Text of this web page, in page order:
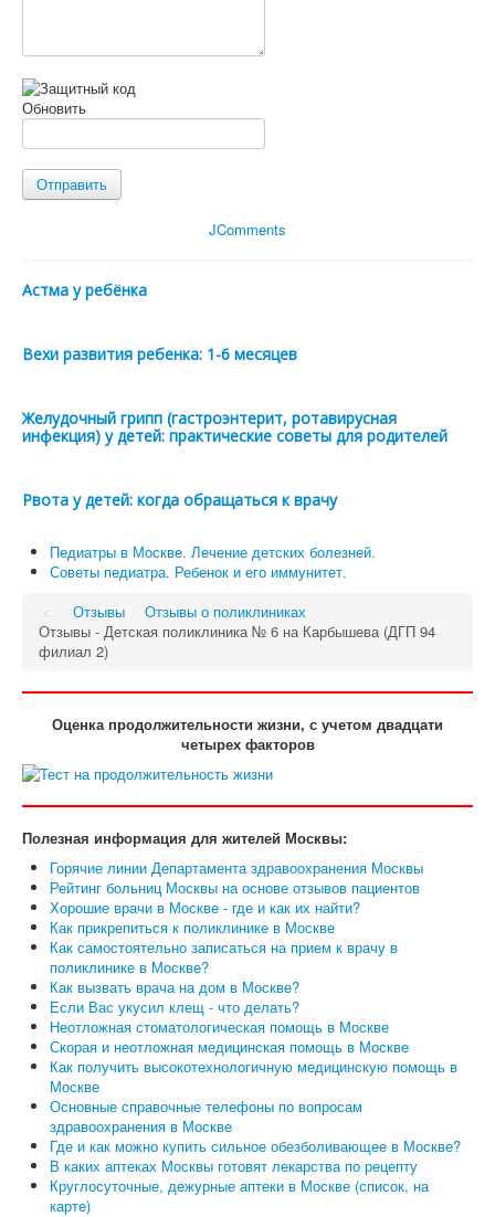
Обновить
Отправить
JComments
Астма у ребёнка
Вехи развития ребенка: 1-6 месяцев
Желудочный грипп (гастроэнтерит, ротавирусная
инфекция) у детей: практические советы для родителей
Рвота у детей: когда обращаться к врачу
Педиатры в Москве. Лечение детских болезней.
Советы педиатра. Ребенок и его иммунитет.
Отзывы
Отзывы о поликлиниках
Отзывы - Детская поликлиника № 6 на Карбышева (ДГП 94
филиал 2)
Оценка продолжительности жизни, с учетом двадцати
четырех факторов
Полезная информация для жителей Москвы:
Горячие линии Департамента здравоохранения Москвы
Рейтинг больниц Москвы на основе отзывов пациентов
Хорошие врачи в Москве - где и как их найти?
Как прикрепиться к поликлинике в Москве
Как самостоятельно записаться на прием к врачу в
поликлинике в Москве?
Как вызвать врача на дом в Москве?
Если Вас укусил клещ - что делать?
Неотложная стоматологическая помощь в Москве
Скорая и неотложная медицинская помощь в Москве
Как получить высокотехнологичную медицинскую помощь в
Москве
Основные справочные телефоны по вопросам
здравоохранения в Москве
Где и как можно купить сильное обезболивающее в Москве?
В каких аптеках Москвы готовят лекарства по рецепту
Круглосуточные, дежурные аптеки в Москве (список, на
карте)